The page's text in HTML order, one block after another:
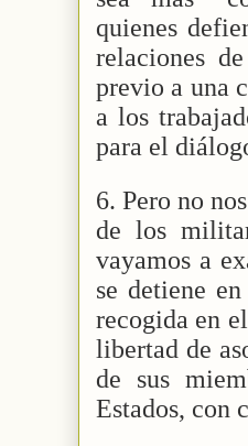
quienes
relaciones
previo a una
a los
para el
6. Pero no
de los
vayamos a
se detiene
recogida en
libertad de
de sus
Estados, con